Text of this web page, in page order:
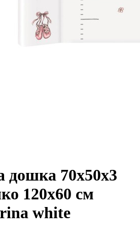
дошка 70x50x3
120x60 см
white